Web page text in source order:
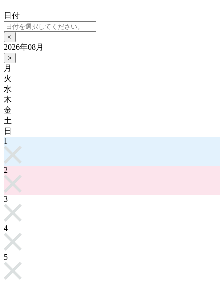
日付
<
2026年08月
>
月
火
水
木
金
土
日
1
2
3
4
5